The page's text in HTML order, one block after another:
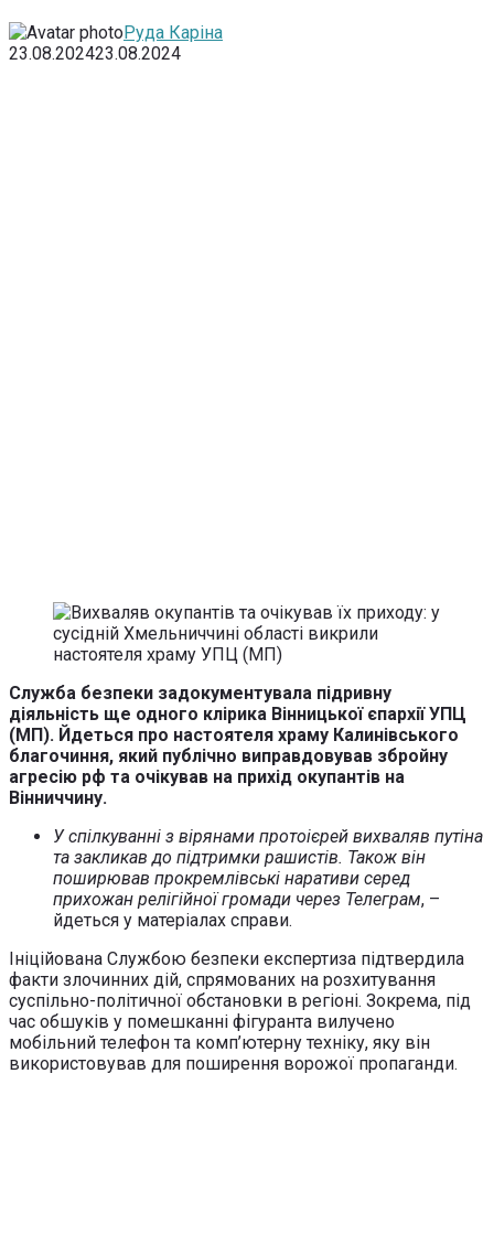
Руда Каріна
23.08.202423.08.2024
Служба безпеки задокументувала підривну
діяльність ще одного клірика Вінницької єпархії УПЦ
(МП). Йдеться про настоятеля храму Калинівського
благочиння, який публічно виправдовував збройну
агресію рф та очікував на прихід окупантів на
Вінниччину.
У спілкуванні з вірянами протоієрей вихваляв путіна
та закликав до підтримки рашистів. Також він
поширював прокремлівські наративи серед
прихожан релігійної громади через Телеграм, –
йдеться у матеріалах справи.
Ініційована Службою безпеки експертиза підтвердила
факти злочинних дій, спрямованих на розхитування
суспільно-політичної обстановки в регіоні. Зокрема, під
час обшуків у помешканні фігуранта вилучено
мобільний телефон та комп’ютерну техніку, яку він
використовував для поширення ворожої пропаганди.